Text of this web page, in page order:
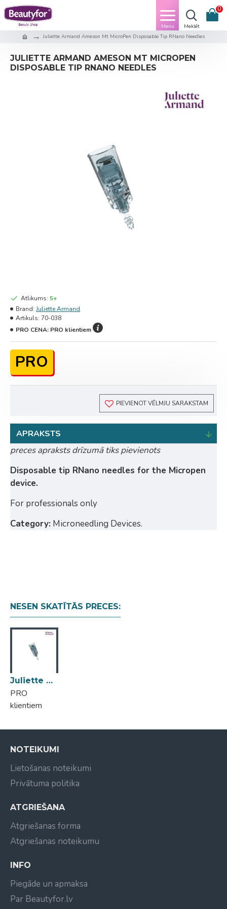
0
Juliette Armand Ameson Mt MicroPen Disposable Tip RNano Needles
JULIETTE ARMAND AMESON MT MICROPEN
DISPOSABLE TIP RNANO NEEDLES
PRO
Atlikums: 5+
Brand: Juliette Armand
Artikuls: 70-038
PRO CENA: PRO klientiem
PIEVIENOT VĒLMJU SARAKSTAM
APRAKSTS
preces apraksts drīzumā tiks pievienots
Disposable tip RNano needles for the Micropen
device.
For professionals only
Category: Microneedling Devices.
NESEN SKATĪTĀS PRECES:
Juliette Armand Ameson Mt MicroPen Disposable Tip RNano Needles
PRO
klientiem
NOTEIKUMI
Lietošanas noteikumi
Privātuma politika
ATGRIEŠANA
Atgriešanas forma
Atgriešanas noteikumu
INFO
Piegāde un apmaksa
Par Beautyfor.lv